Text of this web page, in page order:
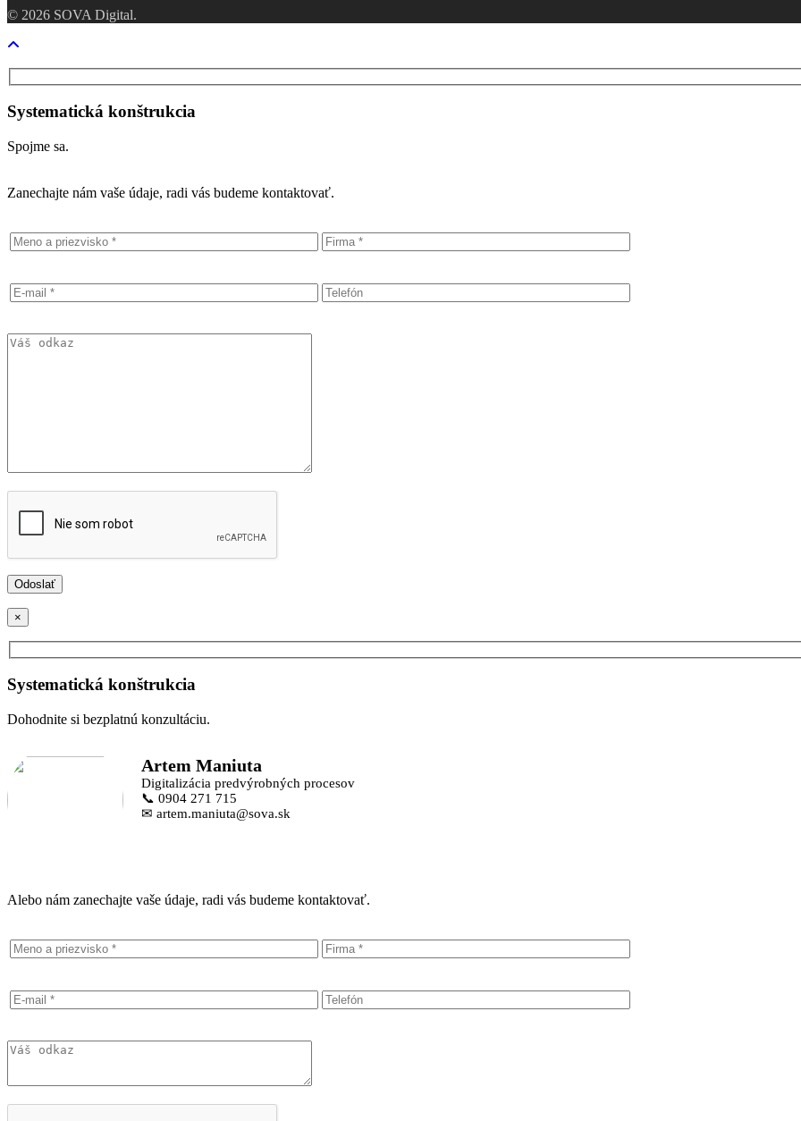
© 2026 SOVA Digital.
Close
Systematická konštrukcia
Spojme sa.
Zanechajte nám vaše údaje, radi vás budeme kontaktovať.
×
Systematická konštrukcia
Dohodnite si bezplatnú konzultáciu.
Artem Maniuta
Digitalizácia predvýrobných procesov
📞 0904 271 715
✉ artem.maniuta@sova.sk
Alebo nám zanechajte vaše údaje, radi vás budeme kontaktovať.